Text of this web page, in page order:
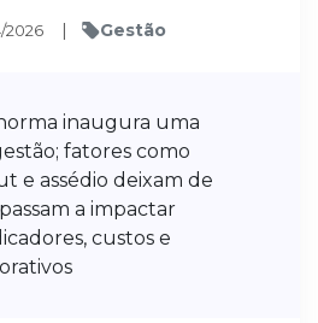
2026 Gestão
inaugura uma
fatores como
e assédio deixam de
a impactar
custos e